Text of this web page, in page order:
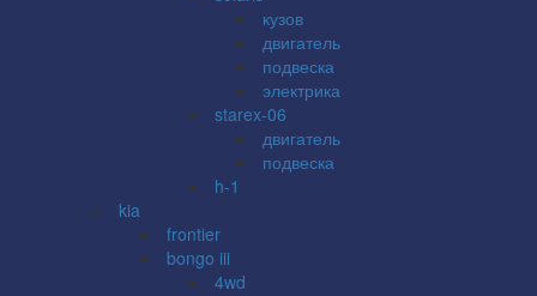
кузов
двигатель
подвеска
электрика
starex-06
двигатель
подвеска
h-1
kia
frontier
bongo iii
4wd